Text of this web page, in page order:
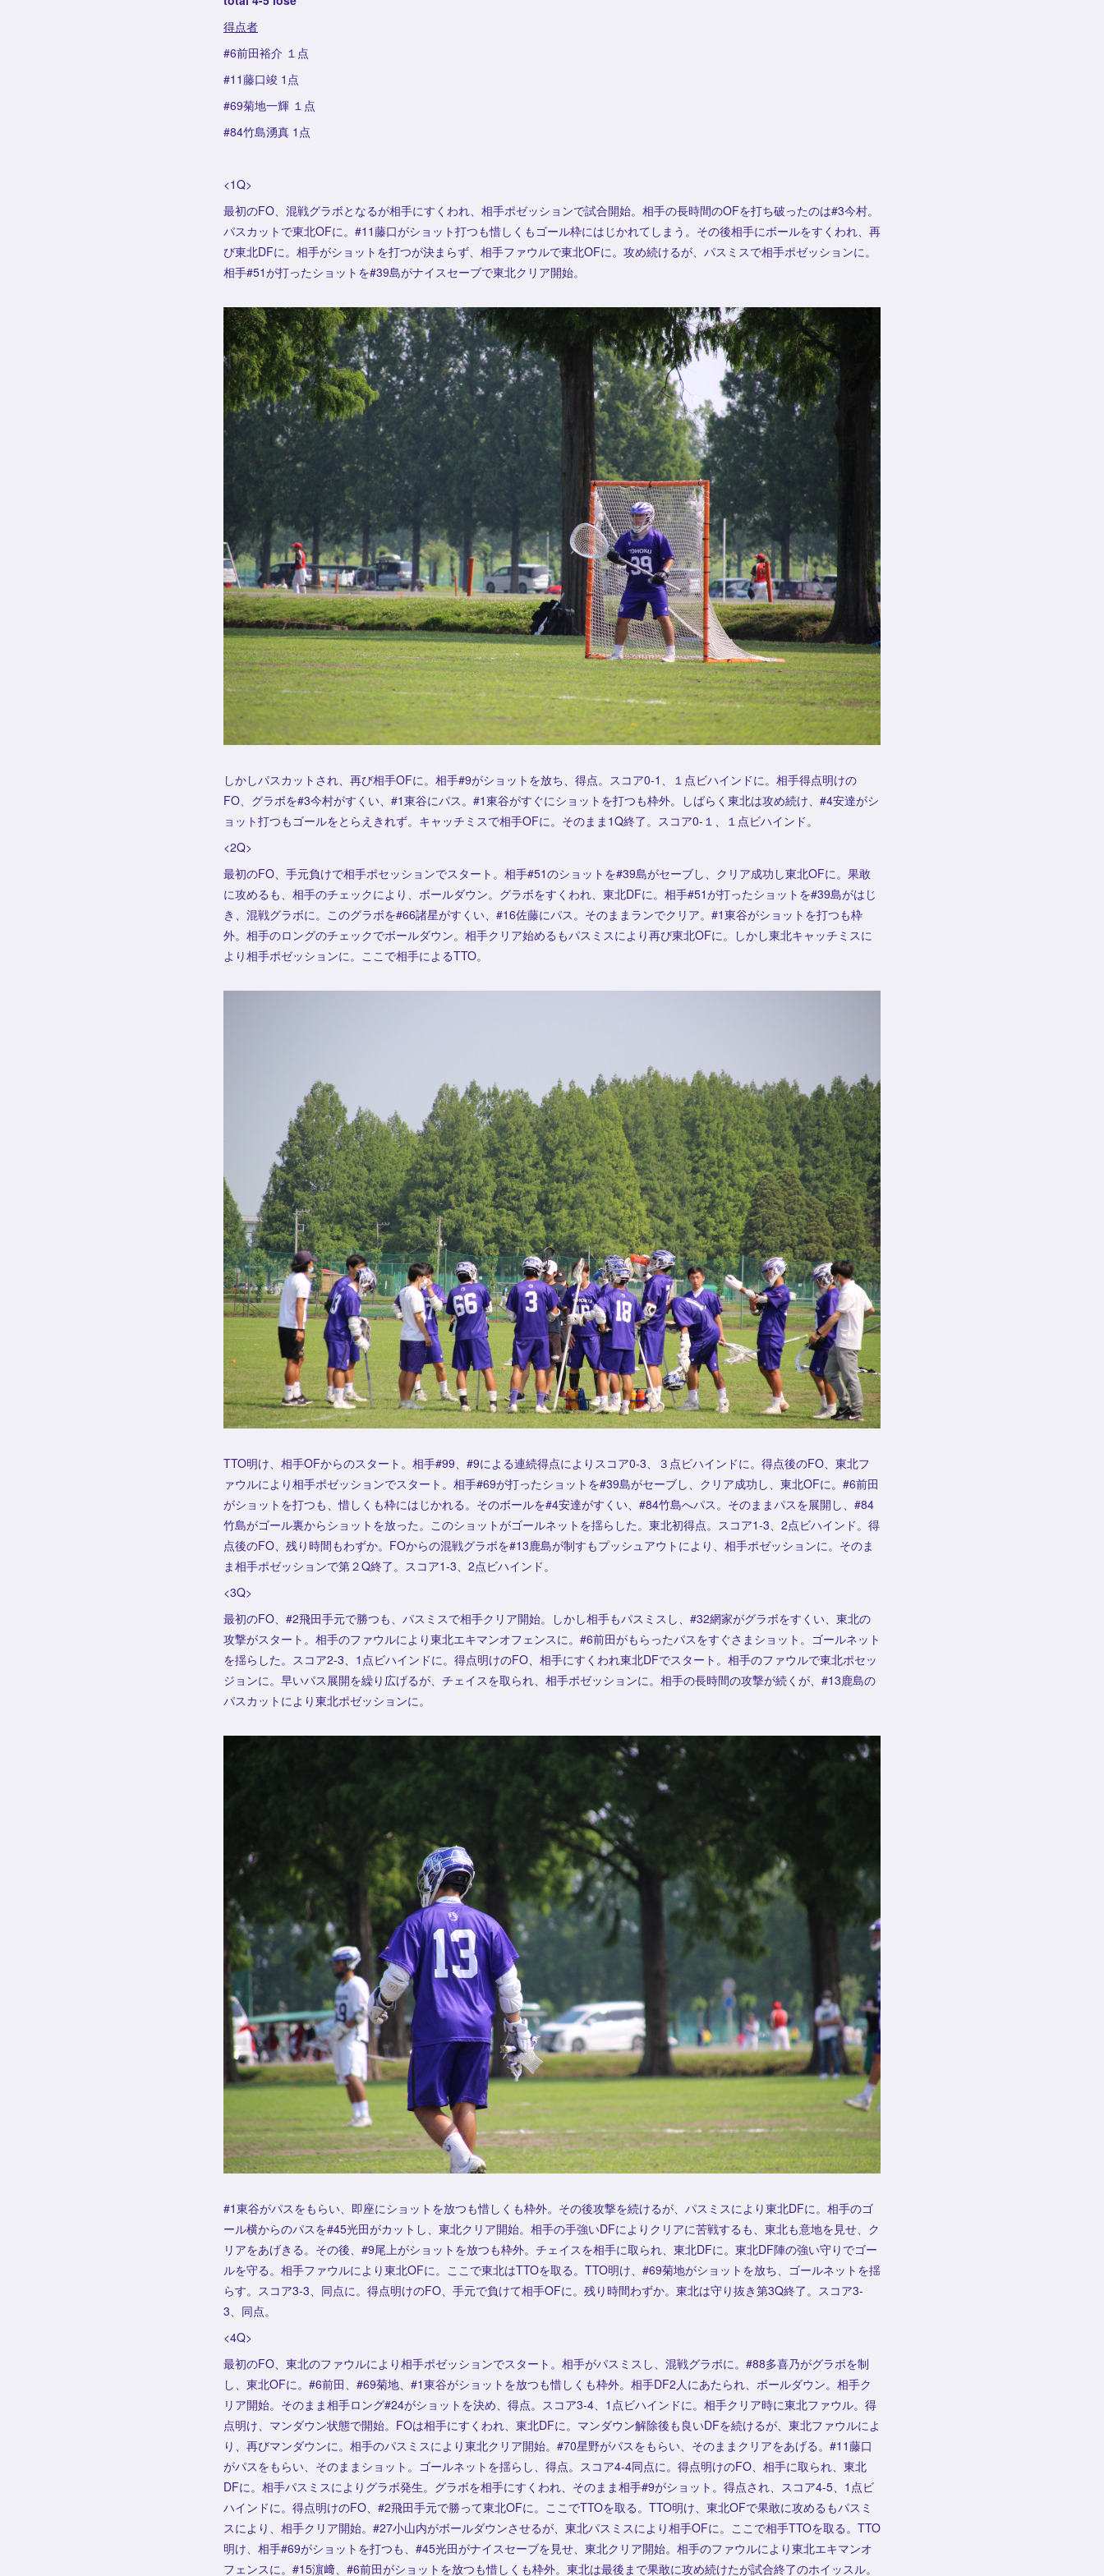
得点者
#6前田裕介 １点
#11藤口竣 1点
#69菊地一輝 １点
#84竹島湧真 1点
<1Q>
最初のFO、混戦グラボとなるが相手にすくわれ、相手ポゼッションで試合開始。相手の長時間のOFを打ち破ったのは#3今村。
パスカットで東北OFに。#11藤口がショット打つも惜しくもゴール枠にはじかれてしまう。その後相手にボールをすくわれ、再
び東北DFに。相手がショットを打つが決まらず、相手ファウルで東北OFに。攻め続けるが、パスミスで相手ポゼッションに。
相手#51が打ったショットを#39島がナイスセーブで東北クリア開始。
しかしパスカットされ、再び相手OFに。相手#9がショットを放ち、得点。スコア0-1、１点ビハインドに。相手得点明けの
FO、グラボを#3今村がすくい、#1東谷にパス。#1東谷がすぐにショットを打つも枠外。しばらく東北は攻め続け、#4安達がシ
ョット打つもゴールをとらえきれず。キャッチミスで相手OFに。そのまま1Q終了。スコア0-１、１点ビハインド。
<2Q>
最初のFO、手元負けで相手ポセッションでスタート。相手#51のショットを#39島がセーブし、クリア成功し東北OFに。果敢
に攻めるも、相手のチェックにより、ボールダウン。グラボをすくわれ、東北DFに。相手#51が打ったショットを#39島がはじ
き、混戦グラボに。このグラボを#66諸星がすくい、#16佐藤にパス。そのままランでクリア。#1東谷がショットを打つも枠
外。相手のロングのチェックでボールダウン。相手クリア始めるもパスミスにより再び東北OFに。しかし東北キャッチミスに
より相手ポゼッションに。ここで相手によるTTO。
TTO明け、相手OFからのスタート。相手#99、#9による連続得点によりスコア0-3、３点ビハインドに。得点後のFO、東北フ
ァウルにより相手ポゼッションでスタート。相手#69が打ったショットを#39島がセーブし、クリア成功し、東北OFに。#6前田
がショットを打つも、惜しくも枠にはじかれる。そのボールを#4安達がすくい、#84竹島へパス。そのままパスを展開し、#84
竹島がゴール裏からショットを放った。このショットがゴールネットを揺らした。東北初得点。スコア1-3、2点ビハインド。得
点後のFO、残り時間もわずか。FOからの混戦グラボを#13鹿島が制すもプッシュアウトにより、相手ポゼッションに。そのま
ま相手ポゼッションで第２Q終了。スコア1-3、2点ビハインド。
<3Q>
最初のFO、#2飛田手元で勝つも、パスミスで相手クリア開始。しかし相手もパスミスし、#32網家がグラボをすくい、東北の
攻撃がスタート。相手のファウルにより東北エキマンオフェンスに。#6前田がもらったパスをすぐさまショット。ゴールネット
を揺らした。スコア2-3、1点ビハインドに。得点明けのFO、相手にすくわれ東北DFでスタート。相手のファウルで東北ポセッ
ジョンに。早いパス展開を繰り広げるが、チェイスを取られ、相手ポゼッションに。相手の長時間の攻撃が続くが、#13鹿島の
パスカットにより東北ポゼッションに。
#1東谷がパスをもらい、即座にショットを放つも惜しくも枠外。その後攻撃を続けるが、パスミスにより東北DFに。相手のゴ
ール横からのパスを#45光田がカットし、東北クリア開始。相手の手強いDFによりクリアに苦戦するも、東北も意地を見せ、ク
リアをあげきる。その後、#9尾上がショットを放つも枠外。チェイスを相手に取られ、東北DFに。東北DF陣の強い守りでゴー
ルを守る。相手ファウルにより東北OFに。ここで東北はTTOを取る。TTO明け、#69菊地がショットを放ち、ゴールネットを揺
らす。スコア3-3、同点に。得点明けのFO、手元で負けて相手OFに。残り時間わずか。東北は守り抜き第3Q終了。スコア3-
3、同点。
<4Q>
最初のFO、東北のファウルにより相手ポゼッションでスタート。相手がパスミスし、混戦グラボに。#88多喜乃がグラボを制
し、東北OFに。#6前田、#69菊地、#1東谷がショットを放つも惜しくも枠外。相手DF2人にあたられ、ボールダウン。相手ク
リア開始。そのまま相手ロング#24がショットを決め、得点。スコア3-4、1点ビハインドに。相手クリア時に東北ファウル。得
点明け、マンダウン状態で開始。FOは相手にすくわれ、東北DFに。マンダウン解除後も良いDFを続けるが、東北ファウルによ
り、再びマンダウンに。相手のパスミスにより東北クリア開始。#70星野がパスをもらい、そのままクリアをあげる。#11藤口
がパスをもらい、そのままショット。ゴールネットを揺らし、得点。スコア4-4同点に。得点明けのFO、相手に取られ、東北
DFに。相手パスミスによりグラボ発生。グラボを相手にすくわれ、そのまま相手#9がショット。得点され、スコア4-5、1点ビ
ハインドに。得点明けのFO、#2飛田手元で勝って東北OFに。ここでTTOを取る。TTO明け、東北OFで果敢に攻めるもパスミ
スにより、相手クリア開始。#27小山内がボールダウンさせるが、東北パスミスにより相手OFに。ここで相手TTOを取る。TTO
明け、相手#69がショットを打つも、#45光田がナイスセーブを見せ、東北クリア開始。相手のファウルにより東北エキマンオ
フェンスに。#15濵﨑、#6前田がショットを放つも惜しくも枠外。東北は最後まで果敢に攻め続けたが試合終了のホイッスル。